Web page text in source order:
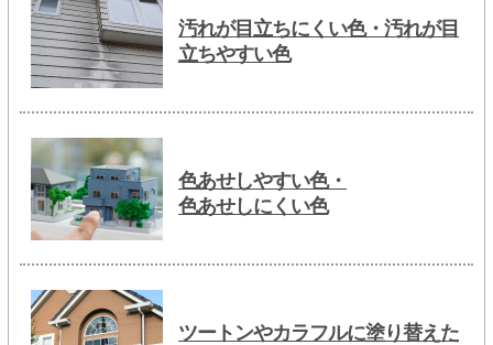
汚れが目立ちにくい色・汚れが目
立ちやすい色
色あせしやすい色・
色あせしにくい色
ツートンやカラフルに塗り替えた